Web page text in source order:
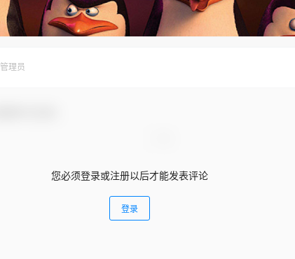
管理员
您必须登录或注册以后才能发表评论
登录